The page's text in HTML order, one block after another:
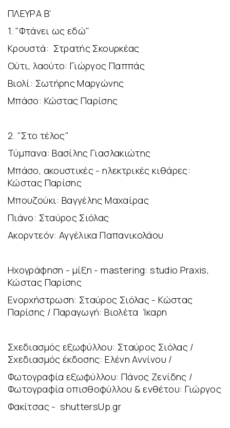
ΠΛΕΥΡΑ Β'
1. "Φτάνει ως εδώ"
Κρουστά: Στρατής Σκουρκέας
Ούτι, λαούτο: Γιώργος Παππάς
Βιολί: Σωτήρης Μαργώνης
Μπάσο: Κώστας Παρίσης
2. "Στο τέλος"
Τύμπανα: Βασίλης Γιασλακιώτης
Μπάσο, ακουστικές - ηλεκτρικές κιθάρες:
Κώστας Παρίσης
Μπουζούκι: Βαγγέλης Μαχαίρας
Πιάνο: Σταύρος Σιόλας
Ακορντεόν: Αγγέλικα Παπανικολάου
Ηχογράφηση - μίξη - mastering: studio Praxis,
Κώστας Παρίσης
Ενορχήστρωση: Σταύρος Σιόλας - Κώστας
Παρίσης / Παραγωγή: Βιολέτα Ίκαρη
Σχεδιασμός εξωφύλλου: Σταύρος Σιόλας /
Σχεδιασμός έκδοσης: Ελένη Αννίνου /
Φωτογραφία εξωφύλλου: Πάνος Ζενίδης /
Φωτογραφία οπισθοφύλλου & ενθέτου: Γιώργος
Φακίτσας - shuttersUp.gr